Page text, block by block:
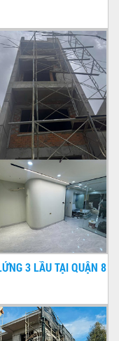
3 LẦU TẠI QUẬN 8